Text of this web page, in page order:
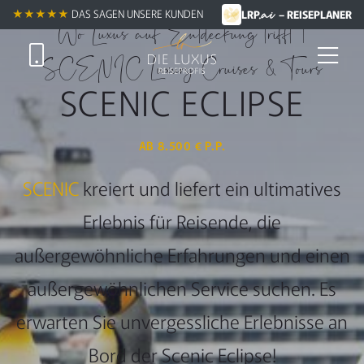
★★★★★ DAS SAGEN UNSERE KUNDEN LRP.ai – REISEPLANER
★★★★★★
Wo Luxus auf Entdeckung trifft |
SCENIC Luxury Cruises & Tours
SCENIC ECLIPSE
AB 8.500 € P.P.
SCENICkreiert und liefert ein ultimatives
Erlebnis für Reisende, die
außergewöhnliche Erfahrungen und einen
außergewöhnlichen Service suchen. Es
erwarten Sie unvergessliche Erlebnisse an
Bord der Scenic Eclipse!